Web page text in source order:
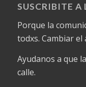
SUSCRIBITE A
Porque la
todxs. Cambiar el
Ayudanos a que
calle.